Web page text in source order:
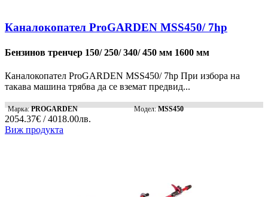
Каналокопател ProGARDEN MSS450/ 7hp
Бензинов тренчер 150/ 250/ 340/ 450 мм 1600 мм
Каналокопател ProGARDEN MSS450/ 7hp При избора на
такава машина трябва да се вземат предвид...
Марка:PROGARDEN Модел:MSS450
2054.37€ / 4018.00лв.
Виж продукта